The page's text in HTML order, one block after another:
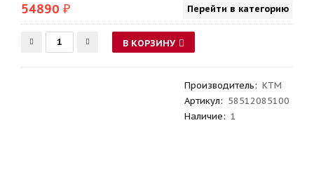
54890 ₽ Перейти в категорию
В КОРЗИНУ
Производитель: KTM
Артикул: 58512085100
Наличие: 1